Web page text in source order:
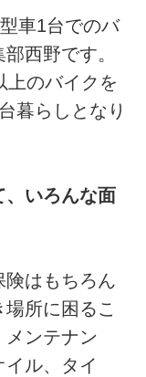
車1台でのバ
西野です。
上のバイクを
暮らしとなり
、いろんな面
険はもちろん
所に困るこ
メンテナン
ル、タイ